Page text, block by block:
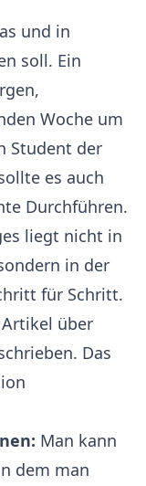
und in
soll. Ein
Woche um
Student der
es auch
Durchführen.
liegt nicht in
in der
für Schritt.
über
Das
Man kann
dem man